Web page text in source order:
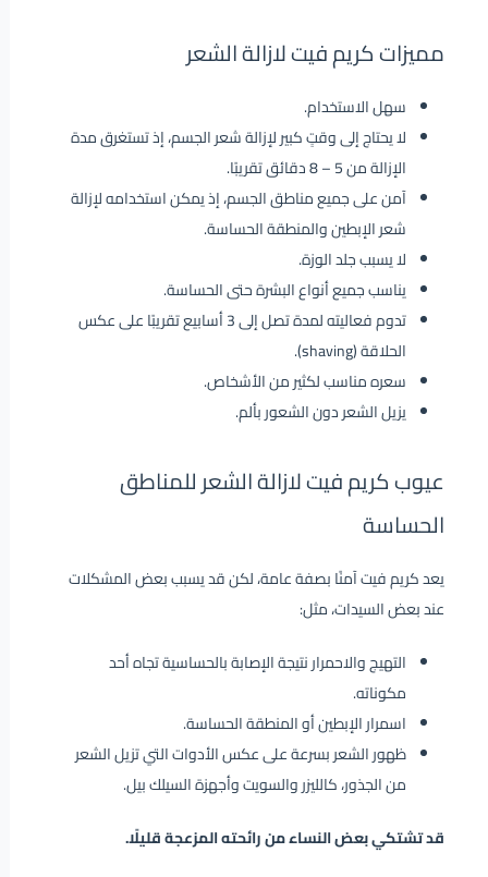
مميزات كريم فيت لازالة الشعر
سهل الاستخدام.
لا يحتاج إلى وقتٍ كبير لإزالة شعر الجسم، إذ تستغرق مدة
الإزالة من 5 – 8 دقائق تقريبًا.
آمن على جميع مناطق الجسم، إذ يمكن استخدامه لإزالة
شعر الإبطين والمنطقة الحساسة.
لا يسبب جلد الوزة.
يناسب جميع أنواع البشرة حتى الحساسة.
تدوم فعاليته لمدة تصل إلى 3 أسابيع تقريبًا على عكس
الحلاقة (shaving).
سعره مناسب لكثير من الأشخاص.
يزيل الشعر دون الشعور بألم.
عيوب كريم فيت لازالة الشعر للمناطق
الحساسة
يعد كريم فيت آمنًا بصفة عامة، لكن قد يسبب بعض المشكلات
عند بعض السيدات، مثل:
التهيج والاحمرار نتيجة الإصابة بالحساسية تجاه أحد
مكوناته.
اسمرار الإبطين أو المنطقة الحساسة.
ظهور الشعر بسرعة على عكس الأدوات التي تزيل الشعر
من الجذور، كالليزر والسويت وأجهزة السيلك بيل.
قد تشتكي بعض النساء من رائحته المزعجة قليلًا.